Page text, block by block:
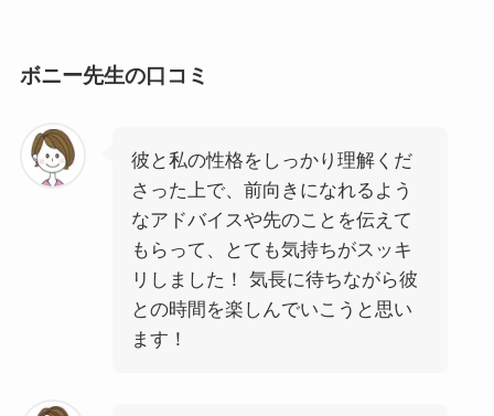
ボニー先生の口コミ
彼と私の性格をしっかり理解くだ
さった上で、前向きになれるよう
なアドバイスや先のことを伝えて
もらって、とても気持ちがスッキ
リしました！ 気長に待ちながら彼
との時間を楽しんでいこうと思い
ます！